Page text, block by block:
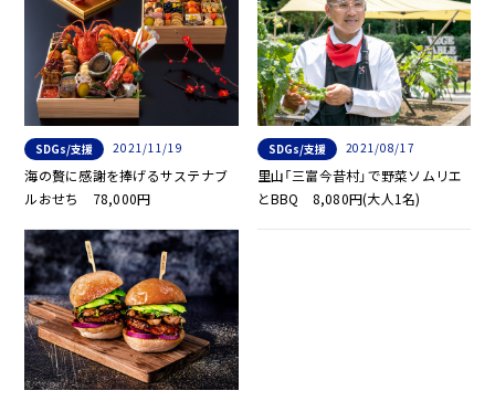
SDGs/支援 2021/11/19
海の贅に感謝を捧げるサステナブ
ルおせち 78,000円
SDGs/支援 2021/08/17
里山「三富今昔村」で野菜ソムリエ
とBBQ 8,080円(大人1名)